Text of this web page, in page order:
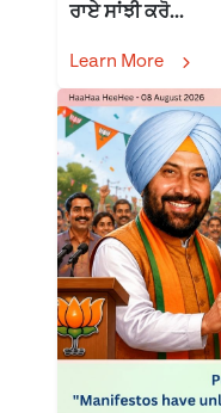
ਰਾਏ ਸਾਂਝੀ ਕਰੋ...
Learn More